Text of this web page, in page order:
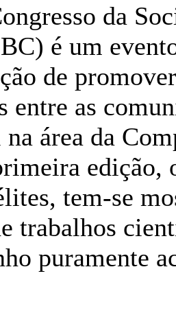
da
é um
de
entre as
área da
edição,
tem-se
trabalhos
puramente